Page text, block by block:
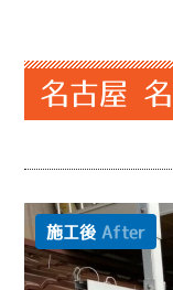
名古屋
施工後 After